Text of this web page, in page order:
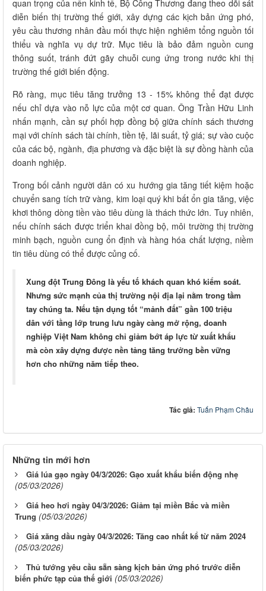
quan trọng của nền kinh tế, Bộ Công Thương đang theo dõi sát
diễn biến thị trường thế giới, xây dựng các kịch bản ứng phó,
yêu cầu thương nhân đầu mối thực hiện nghiêm tổng nguồn tối
thiểu và nghĩa vụ dự trữ. Mục tiêu là bảo đảm nguồn cung
thông suốt, tránh đứt gãy chuỗi cung ứng trong nước khi thị
trường thế giới biến động.
Rõ ràng, mục tiêu tăng trưởng 13 - 15% không thể đạt được
nếu chỉ dựa vào nỗ lực của một cơ quan. Ông Trần Hữu Linh
nhấn mạnh, cần sự phối hợp đồng bộ giữa chính sách thương
mại với chính sách tài chính, tiền tệ, lãi suất, tỷ giá; sự vào cuộc
của các bộ, ngành, địa phương và đặc biệt là sự đồng hành của
doanh nghiệp.
Trong bối cảnh người dân có xu hướng gia tăng tiết kiệm hoặc
chuyển sang tích trữ vàng, kim loại quý khi bất ổn gia tăng, việc
khơi thông dòng tiền vào tiêu dùng là thách thức lớn. Tuy nhiên,
nếu chính sách được triển khai đồng bộ, môi trường thị trường
minh bạch, nguồn cung ổn định và hàng hóa chất lượng, niềm
tin tiêu dùng có thể được củng cố.
Xung đột Trung Đông là yếu tố khách quan khó kiểm soát.
Nhưng sức mạnh của thị trường nội địa lại nằm trong tầm
tay chúng ta. Nếu tận dụng tốt “mảnh đất” gần 100 triệu
dân với tầng lớp trung lưu ngày càng mở rộng, doanh
nghiệp Việt Nam không chỉ giảm bớt áp lực từ xuất khẩu
mà còn xây dựng được nền tảng tăng trưởng bền vững
hơn cho những năm tiếp theo.
Tác giả: Tuấn Phạm Châu
Những tin mới hơn
Giá lúa gạo ngày 04/3/2026: Gạo xuất khẩu biến động nhẹ
(05/03/2026)
Giá heo hơi ngày 04/3/2026: Giảm tại miền Bắc và miền
Trung (05/03/2026)
Giá xăng dầu ngày 04/3/2026: Tăng cao nhất kể từ năm 2024
(05/03/2026)
Thủ tướng yêu cầu sẵn sàng kịch bản ứng phó trước diễn
biến phức tạp của thế giới (05/03/2026)